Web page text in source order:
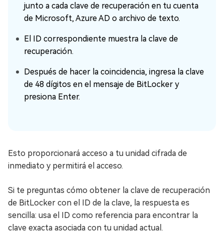
junto a cada clave de recuperación en tu cuenta
de Microsoft, Azure AD o archivo de texto.
El ID correspondiente muestra la clave de
recuperación.
Después de hacer la coincidencia, ingresa la clave
de 48 dígitos en el mensaje de BitLocker y
presiona Enter.
Esto proporcionará acceso a tu unidad cifrada de
inmediato y permitirá el acceso.
Si te preguntas cómo obtener la clave de recuperación
de BitLocker con el ID de la clave, la respuesta es
sencilla: usa el ID como referencia para encontrar la
clave exacta asociada con tu unidad actual.